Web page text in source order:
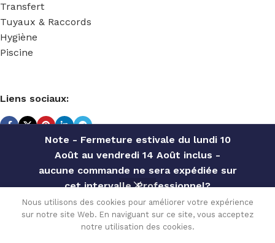
Note - Fermeture estivale du lundi 10
Août au vendredi 14 Août inclus -
aucune commande ne sera expédiée sur
cet intervalle. Professionnel?
Contactez notre service commercial
pour des offres personnalisées, des
remises par quantité, etc
Transfert
Tuyaux & Raccords
Hygiène
Piscine
Liens sociaux:
TECHNIDOSE 2022 Réalisé parACS INFORMATIQUE
Nous utilisons des cookies pour améliorer votre expérience
sur notre site Web. En naviguant sur ce site, vous acceptez
notre utilisation des cookies.
ELEKTRA
MS1
PVDF/EPDM3,555.60€
Disponible
sur